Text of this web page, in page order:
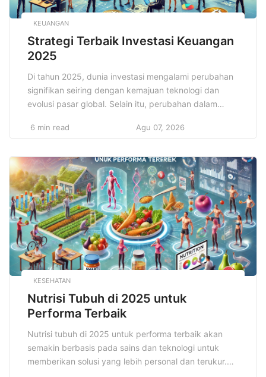
KEUANGAN
Strategi Terbaik Investasi Keuangan
2025
Di tahun 2025, dunia investasi mengalami perubahan
signifikan seiring dengan kemajuan teknologi dan
evolusi pasar global. Selain itu, perubahan dalam
dan tantangan lingkungan turut mempengaruhi arah
strategi terbaik investasi keuangan 2025 menuntut
pemahaman yang lebih mendalam dan kemampuan
untuk beradaptasi dengan dinamika pasar yang […]
6 min read Agu 07, 2026
KESEHATAN
Nutrisi Tubuh di 2025 untuk
Performa Terbaik
Nutrisi tubuh di 2025 untuk performa terbaik akan
semakin berbasis pada sains dan teknologi untuk
memberikan solusi yang lebih personal dan terukur.